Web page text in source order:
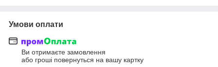
Умови оплати
Ви отримаєте замовлення
або гроші повернуться на вашу картку